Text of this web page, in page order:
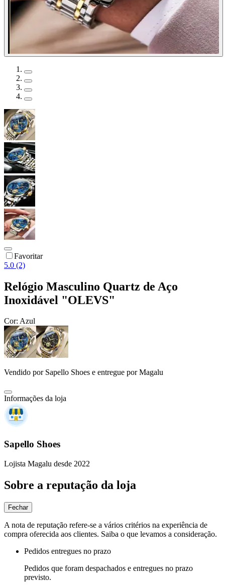
Favoritar
5.0 (2)
Relógio Masculino Quartz de Aço
Inoxidável "OLEVS"
Cor: Azul
Vendido por Sapello Shoes e entregue por Magalu
Informações da loja
Sapello Shoes
Lojista Magalu desde 2022
Sobre a reputação da loja
Fechar
A nota de reputação refere-se a vários critérios na experiência de
compra oferecida aos clientes. Saiba o que levamos a consideração.
Pedidos entregues no prazo
Pedidos que foram despachados e entregues no prazo
previsto.